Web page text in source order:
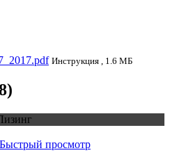
Инструкция , 1.6 МБ
Быстрый просмотр